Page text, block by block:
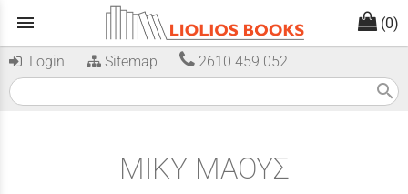
menu (0)
Login Sitemap 2610 459 052
search
ΜΙΚΥ ΜΑΟΥΣ